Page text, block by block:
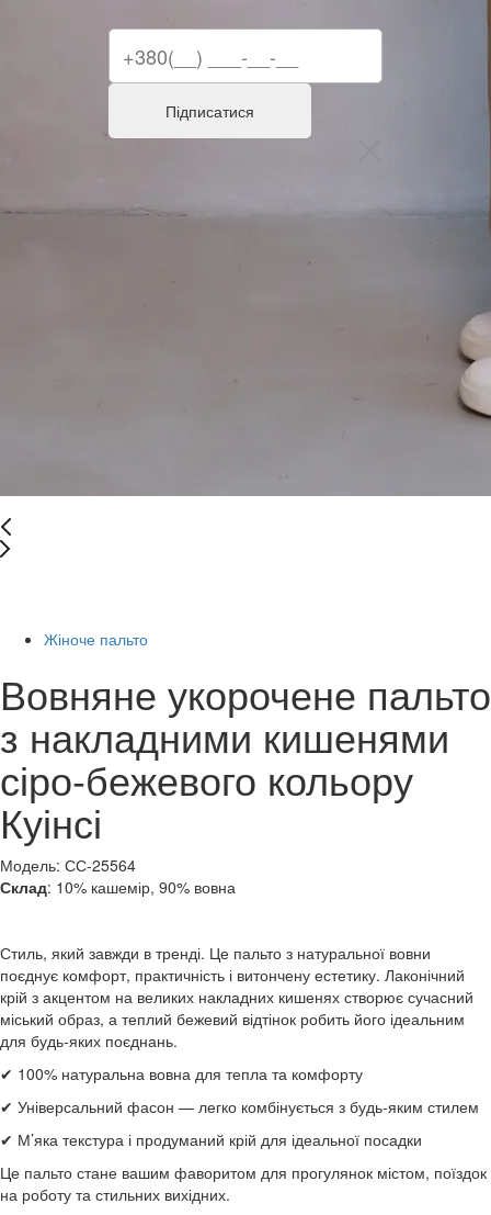
Жіноче пальто
Вовняне укорочене пальто
з накладними кишенями
сіро-бежевого кольору
Куінсі
Модель: СС-25564
Склад: 10% кашемір, 90% вовна
Стиль, який завжди в тренді. Це пальто з натуральної вовни
поєднує комфорт, практичність і витончену естетику. Лаконічний
крій з акцентом на великих накладних кишенях створює сучасний
міський образ, а теплий бежевий відтінок робить його ідеальним
для будь-яких поєднань.
✔ 100% натуральна вовна для тепла та комфорту
✔ Універсальний фасон — легко комбінується з будь-яким стилем
✔ М’яка текстура і продуманий крій для ідеальної посадки
Це пальто стане вашим фаворитом для прогулянок містом, поїздок
на роботу та стильних вихідних.
Підписатися